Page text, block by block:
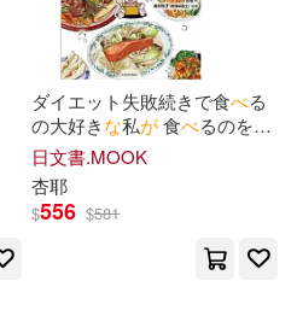
ダイエット失敗続きで食べる
の大好きな私が食べるのをガ
マンせず20kg痩せたレシピ
日文書.MOOK
杏耶
$556 $581